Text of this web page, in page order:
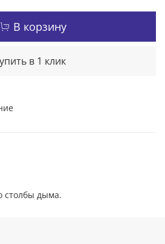
В корзину
в 1 клик
столбы дыма.